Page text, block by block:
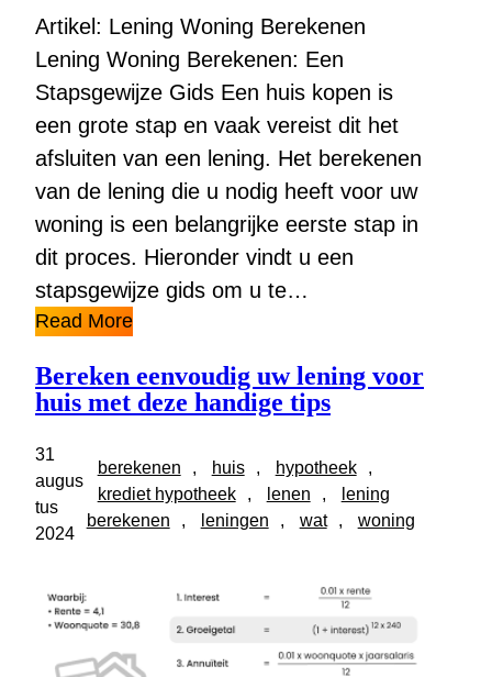
Artikel: Lening Woning Berekenen
Lening Woning Berekenen: Een
Stapsgewijze Gids Een huis kopen is
een grote stap en vaak vereist dit het
afsluiten van een lening. Het berekenen
van de lening die u nodig heeft voor uw
woning is een belangrijke eerste stap in
dit proces. Hieronder vindt u een
stapsgewijze gids om u te…
Read More
Bereken eenvoudig uw lening voor
huis met deze handige tips
31
augus
tus
2024
berekenen , huis , hypotheek
krediet hypotheek
, lenen ,
lening
berekenen
, leningen , wat , woning